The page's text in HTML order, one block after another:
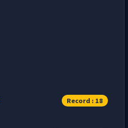
Record : 18